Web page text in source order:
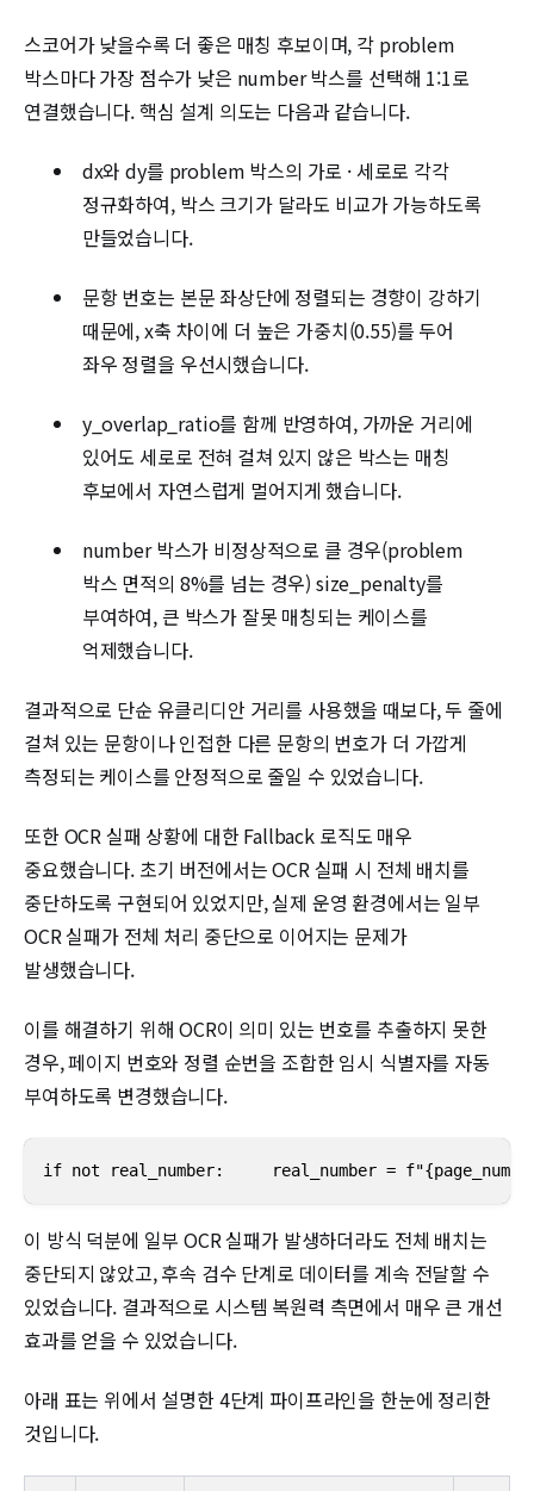
스코어가 낮을수록 더 좋은 매칭 후보이며, 각 problem
박스마다 가장 점수가 낮은 number 박스를 선택해 1:1로
연결했습니다. 핵심 설계 의도는 다음과 같습니다.
dx와 dy를 problem 박스의 가로 · 세로로 각각
정규화하여, 박스 크기가 달라도 비교가 가능하도록
만들었습니다.
문항 번호는 본문 좌상단에 정렬되는 경향이 강하기
때문에, x축 차이에 더 높은 가중치(0.55)를 두어
좌우 정렬을 우선시했습니다.
y_overlap_ratio를 함께 반영하여, 가까운 거리에
있어도 세로로 전혀 걸쳐 있지 않은 박스는 매칭
후보에서 자연스럽게 멀어지게 했습니다.
number 박스가 비정상적으로 클 경우(problem
박스 면적의 8%를 넘는 경우) size_penalty를
부여하여, 큰 박스가 잘못 매칭되는 케이스를
억제했습니다.
결과적으로 단순 유클리디안 거리를 사용했을 때보다, 두 줄에
걸쳐 있는 문항이나 인접한 다른 문항의 번호가 더 가깝게
측정되는 케이스를 안정적으로 줄일 수 있었습니다.
또한 OCR 실패 상황에 대한 Fallback 로직도 매우
중요했습니다. 초기 버전에서는 OCR 실패 시 전체 배치를
중단하도록 구현되어 있었지만, 실제 운영 환경에서는 일부
OCR 실패가 전체 처리 중단으로 이어지는 문제가
발생했습니다.
이를 해결하기 위해 OCR이 의미 있는 번호를 추출하지 못한
경우, 페이지 번호와 정렬 순번을 조합한 임시 식별자를 자동
부여하도록 변경했습니다.
if not real_number:     real_number =
이 방식 덕분에 일부 OCR 실패가 발생하더라도 전체 배치는
중단되지 않았고, 후속 검수 단계로 데이터를 계속 전달할 수
있었습니다. 결과적으로 시스템 복원력 측면에서 매우 큰 개선
효과를 얻을 수 있었습니다.
아래 표는 위에서 설명한 4단계 파이프라인을 한눈에 정리한
것입니다.